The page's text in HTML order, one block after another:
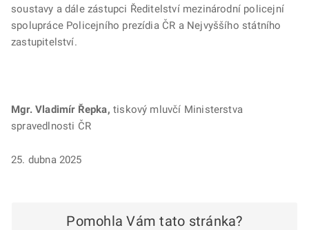
soustavy a dále zástupci Ředitelství mezinárodní policejní
spolupráce Policejního prezídia ČR a Nejvyššího státního
zastupitelství.
Mgr. Vladimír Řepka, tiskový mluvčí Ministerstva
spravedlnosti ČR
25. dubna 2025
Pomohla Vám tato stránka?